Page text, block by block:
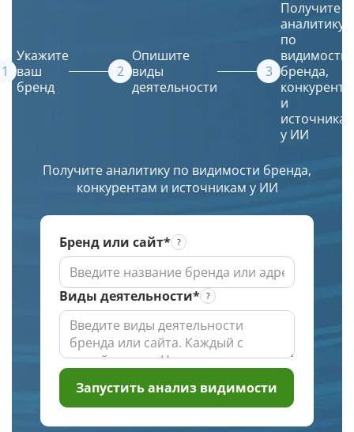
в
ТОПе
с
глубине
проверки
источники.
искусственный
(ИИ)
создаст
Яндексе
Укажите
ваш
бренд
Опишите
виды
деятельности
Получите
аналитику
по
видимости
бренда,
и
у ИИ
Получите аналитику по видимости бренда,
конкурентам и источникам у ИИ
Бренд или сайт*
Виды деятельности*
Запустить анализ видимости